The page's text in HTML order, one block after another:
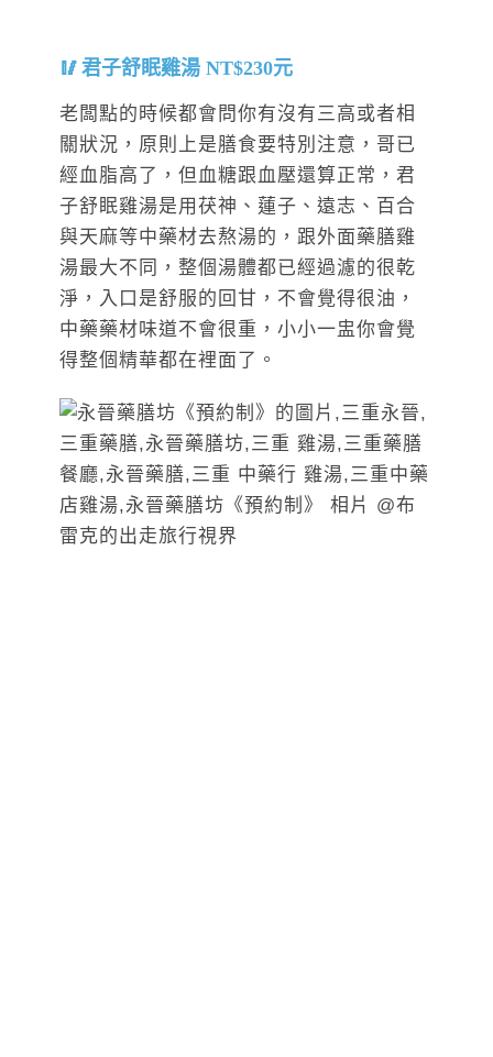
君子舒眠雞湯 NT$230元
老闆點的時候都會問你有沒有三高或者相
關狀況，原則上是膳食要特別注意，哥已
經血脂高了，但血糖跟血壓還算正常，君
子舒眠雞湯是用茯神、蓮子、遠志、百合
與天麻等中藥材去熬湯的，跟外面藥膳雞
湯最大不同，整個湯體都已經過濾的很乾
淨，入口是舒服的回甘，不會覺得很油，
中藥藥材味道不會很重，小小一盅你會覺
得整個精華都在裡面了。